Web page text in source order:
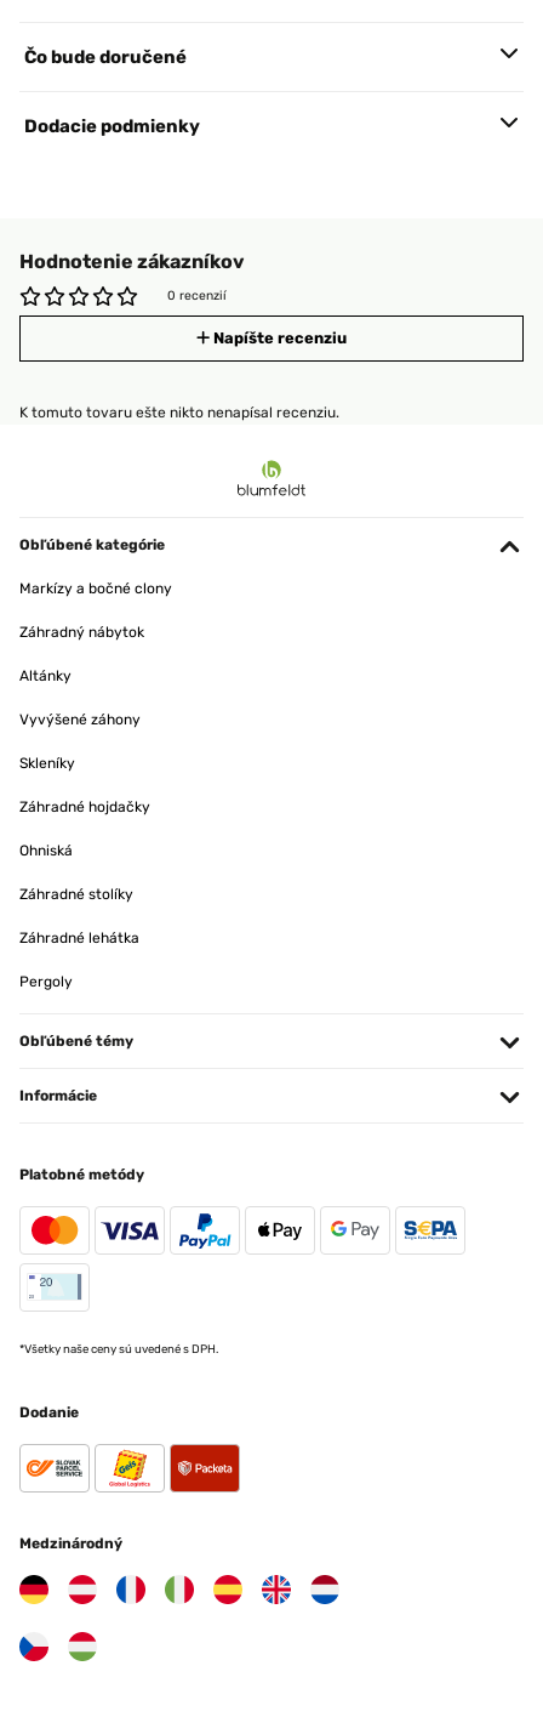
Čo bude doručené
Dodacie podmienky
Hodnotenie zákazníkov
0 recenzií
Napíšte recenziu
K tomuto tovaru ešte nikto nenapísal recenziu.
Obľúbené kategórie
Markízy a bočné clony
Záhradný nábytok
Altánky
Vyvýšené záhony
Skleníky
Záhradné hojdačky
Ohniská
Záhradné stolíky
Záhradné lehátka
Pergoly
Obľúbené témy
Informácie
Platobné metódy
*Všetky naše ceny sú uvedené s DPH.
Dodanie
Medzinárodný